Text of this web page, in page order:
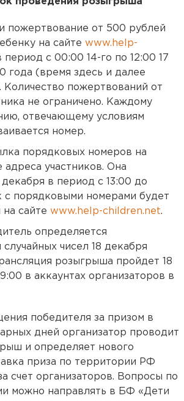
пожертвование от 500 рублей
на сайте www.help-
период с 00:00 14-го по 12:00 17
года (время здесь и далее
Количество пожертвований от
не ограничено. Каждому
отвечающему условиям
номер.
порядковых номеров на
адреса участников. Она
декабря в период с 13:00 до
с порядковыми номерами будет
сайте www.help-children.net.
определяется
чисел 18 декабря
розыгрыша пройдет 18
в аккаунтах организаторов в
победителя за призом в
дней организатор проводит
и определяет нового
приза по территории РФ
счет организаторов. Вопросы по
можно направлять в БФ «Дети